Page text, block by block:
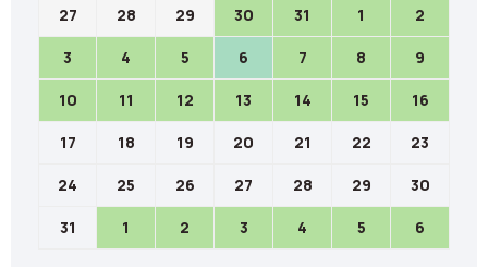
27 28 29 30 31 1 2
3 4 5 6 7 8 9
10 11 12 13 14 15 16
17 18 19 20 21 22 23
24 25 26 27 28 29 30
31 1 2 3 4 5 6